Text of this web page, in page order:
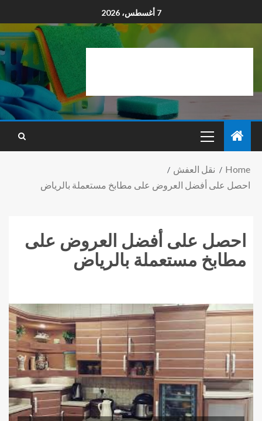
7 أغسطس، 2026
Home
نقل العفش
احصل على أفضل العروض على مطابخ مستعملة بالرياض
احصل على أفضل العروض على
مطابخ مستعملة بالرياض